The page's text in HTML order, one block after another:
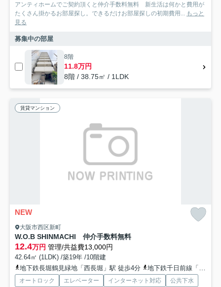
アンティホームでご契約頂くと仲介手数料無料 新生活は何かと費用が
たくさん掛かるお部屋探し。できるだけお部屋探しの初期費用...
もっと
見る
募集中の部屋
8階
11.8万円
8階 / 38.75㎡ / 1LDK
賃貸マンション
NEW
大阪市西区新町
W.O.B SHINMACHI 仲介手数料無料
12.4万円 管理/共益費13,000円
42.64㎡ (1LDK) /築19年 /10階建
地下鉄長堀鶴見緑地「西長堀」駅 徒歩4分
地下鉄千日前線「阿波座」駅 徒歩8分
オートロック エレベーター インターネット対応 公共下水